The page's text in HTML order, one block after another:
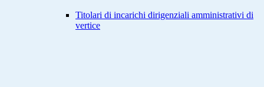
Titolari di incarichi dirigenziali amministrativi di
vertice